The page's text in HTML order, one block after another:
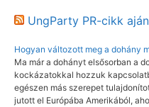
UngParty PR-cikk
Hogyan változott meg a dohány
Ma már a dohányt elsősorban a
kockázatokkal hozzuk
egészen más szerepet
jutott el Európába Amerikából,